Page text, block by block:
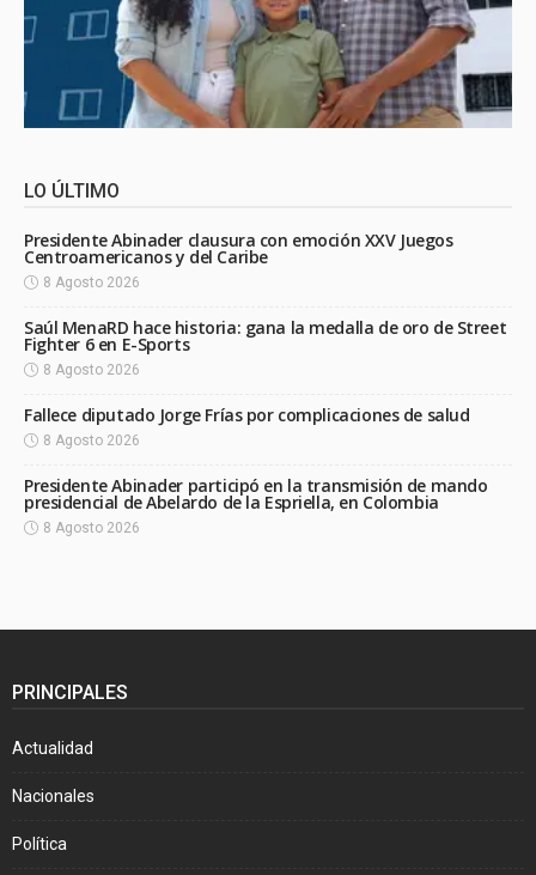
LO ÚLTIMO
Presidente Abinader clausura con emoción XXV Juegos
Centroamericanos y del Caribe
8 Agosto 2026
Saúl MenaRD hace historia: gana la medalla de oro de Street
Fighter 6 en E-Sports
8 Agosto 2026
Fallece diputado Jorge Frías por complicaciones de salud
8 Agosto 2026
Presidente Abinader participó en la transmisión de mando
presidencial de Abelardo de la Espriella, en Colombia
8 Agosto 2026
PRINCIPALES
Actualidad
Nacionales
Política